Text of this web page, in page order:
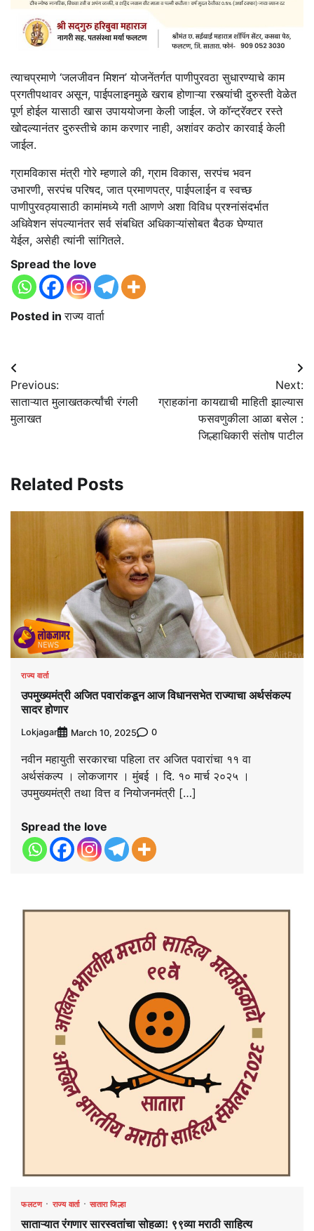
त्याचप्रमाणे ‘जलजीवन मिशन’ योजनेंतर्गत पाणीपुरवठा सुधारण्याचे काम
प्रगतीपथावर असून, पाईपलाइनमुळे खराब होणाऱ्या रस्त्यांची दुरुस्ती वेळेत
पूर्ण होईल यासाठी खास उपाययोजना केली जाईल. जे कॉन्ट्रॅक्टर रस्ते
खोदल्यानंतर दुरुस्तीचे काम करणार नाही, अशांवर कठोर कारवाई केली
जाईल.
ग्रामविकास मंत्री गोरे म्हणाले की, ग्राम विकास, सरपंच भवन
उभारणी, सरपंच परिषद, जात प्रमाणपत्र, पाईपलाईन व स्वच्छ
पाणीपुरवठ्यासाठी कामांमध्ये गती आणणे अशा विविध प्रश्नांसंदर्भात
अधिवेशन संपल्यानंतर सर्व संबधित अधिकाऱ्यांसोबत बैठक घेण्यात
येईल, असेही त्यांनी सांगितले.
Spread the love
Posted inराज्य वार्ता
Post
navigation
Previous:
साताऱ्यात मुलाखतकर्त्यांची रंगली
मुलाखत
Next:
ग्राहकांना कायद्याची माहिती झाल्यास
फसवणुकीला आळा बसेल :
जिल्हाधिकारी संतोष पाटील
Related Posts
राज्य वार्ता
उपमुख्यमंत्री अजित पवारांकडून आज विधानसभेत राज्याचा अर्थसंकल्प
सादर होणार
Lokjagar March 10, 2025 0
नवीन महायुती सरकारचा पहिला तर अजित पवारांचा ११ वा
अर्थसंकल्प । लोकजागर । मुंबई । दि. १० मार्च २०२५ ।
उपमुख्यमंत्री तथा वित्त व नियोजनमंत्री […]
Spread the love
फलटण राज्य वार्ता सातारा जिल्हा
साताऱ्यात रंगणार सारस्वतांचा सोहळा! ९९व्या मराठी साहित्य